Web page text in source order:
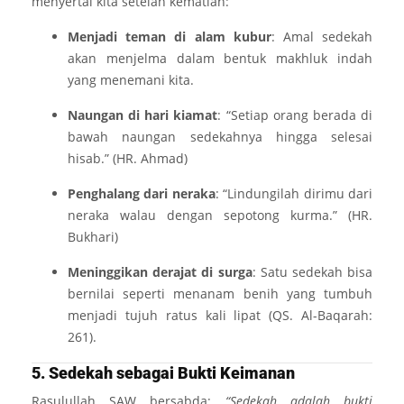
Menjadi teman di alam kubur: Amal sedekah
akan menjelma dalam bentuk makhluk indah
yang menemani kita.
Naungan di hari kiamat: “Setiap orang berada di
bawah naungan sedekahnya hingga selesai
hisab.” (HR. Ahmad)
Penghalang dari neraka: “Lindungilah dirimu dari
neraka walau dengan sepotong kurma.” (HR.
Bukhari)
Meninggikan derajat di surga: Satu sedekah bisa
bernilai seperti menanam benih yang tumbuh
menjadi tujuh ratus kali lipat (QS. Al-Baqarah:
261).
5. Sedekah sebagai Bukti Keimanan